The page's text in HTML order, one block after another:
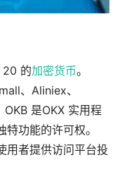
20 的加密货币。
、Aliniex、
是OKX 实用程
功能的许可权。
用者提供访问平台投